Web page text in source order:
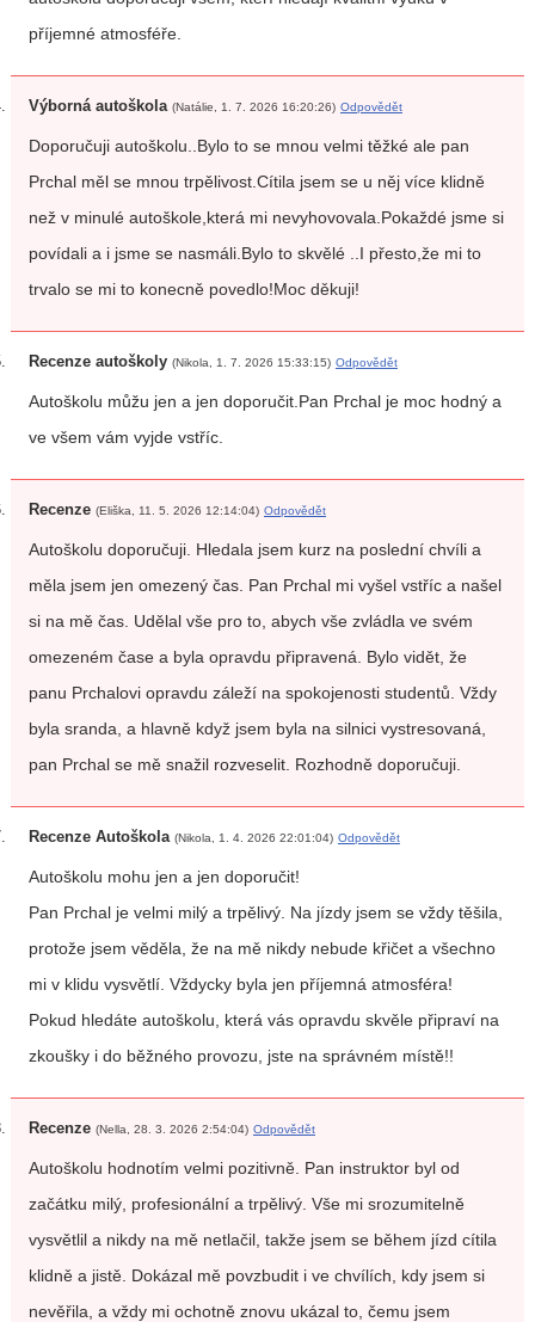
příjemné atmosféře.
Výborná autoškola (Natálie, 1. 7. 2026 16:20:26) Odpovědět
Doporučuji autoškolu..Bylo to se mnou velmi těžké ale pan
Prchal měl se mnou trpělivost.Cítila jsem se u něj více klidně
než v minulé autoškole,která mi nevyhovovala.Pokaždé jsme si
povídali a i jsme se nasmáli.Bylo to skvělé ..I přesto,že mi to
trvalo se mi to konecně povedlo!Moc děkuji!
Recenze autoškoly (Nikola, 1. 7. 2026 15:33:15) Odpovědět
Autoškolu můžu jen a jen doporučit.Pan Prchal je moc hodný a
ve všem vám vyjde vstříc.
Recenze (Eliška, 11. 5. 2026 12:14:04) Odpovědět
Autoškolu doporučuji. Hledala jsem kurz na poslední chvíli a
měla jsem jen omezený čas. Pan Prchal mi vyšel vstříc a našel
si na mě čas. Udělal vše pro to, abych vše zvládla ve svém
omezeném čase a byla opravdu připravená. Bylo vidět, že
panu Prchalovi opravdu záleží na spokojenosti studentů. Vždy
byla sranda, a hlavně když jsem byla na silnici vystresovaná,
pan Prchal se mě snažil rozveselit. Rozhodně doporučuji.
Recenze Autoškola (Nikola, 1. 4. 2026 22:01:04) Odpovědět
Autoškolu mohu jen a jen doporučit!
Pan Prchal je velmi milý a trpělivý. Na jízdy jsem se vždy těšila,
protože jsem věděla, že na mě nikdy nebude křičet a všechno
mi v klidu vysvětlí. Vždycky byla jen příjemná atmosféra!
Pokud hledáte autoškolu, která vás opravdu skvěle připraví na
zkoušky i do běžného provozu, jste na správném místě!!
Recenze (Nella, 28. 3. 2026 2:54:04) Odpovědět
Autoškolu hodnotím velmi pozitivně. Pan instruktor byl od
začátku milý, profesionální a trpělivý. Vše mi srozumitelně
vysvětlil a nikdy na mě netlačil, takže jsem se během jízd cítila
klidně a jistě. Dokázal mě povzbudit i ve chvílích, kdy jsem si
nevěřila, a vždy mi ochotně znovu ukázal to, čemu jsem